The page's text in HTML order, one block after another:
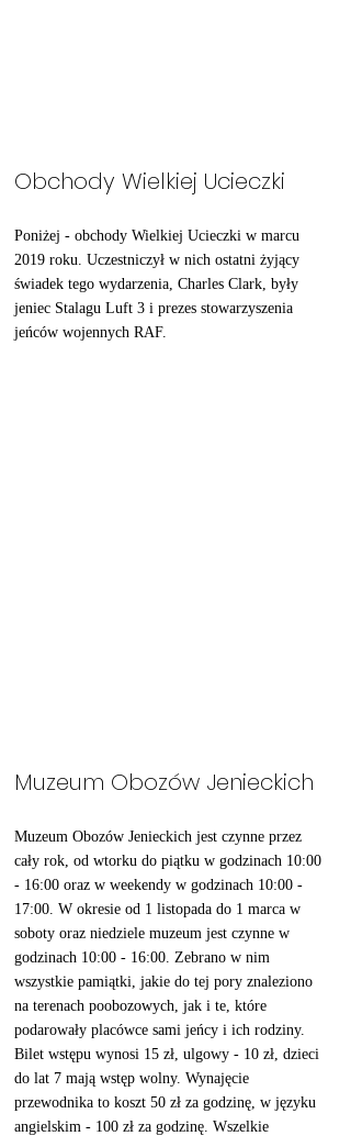
Obchody Wielkiej Ucieczki
Poniżej - obchody Wielkiej Ucieczki w marcu
2019 roku. Uczestniczył w nich ostatni żyjący
świadek tego wydarzenia, Charles Clark, były
jeniec Stalagu Luft 3 i prezes stowarzyszenia
jeńców wojennych RAF.
Muzeum Obozów Jenieckich
Muzeum Obozów Jenieckich jest czynne przez
cały rok, od wtorku do piątku w godzinach 10:00
- 16:00 oraz w weekendy w godzinach 10:00 -
17:00. W okresie od 1 listopada do 1 marca w
soboty oraz niedziele muzeum jest czynne w
godzinach 10:00 - 16:00. Zebrano w nim
wszystkie pamiątki, jakie do tej pory znaleziono
na terenach poobozowych, jak i te, które
podarowały placówce sami jeńcy i ich rodziny.
Bilet wstępu wynosi 15 zł, ulgowy - 10 zł, dzieci
do lat 7 mają wstęp wolny. Wynajęcie
przewodnika to koszt 50 zł za godzinę, w języku
angielskim - 100 zł za godzinę. Wszelkie